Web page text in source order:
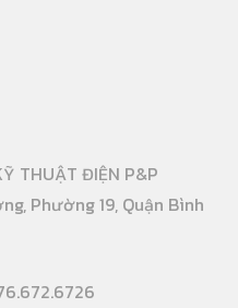
THUẬT ĐIỆN P&P
Phường 19, Quận Bình